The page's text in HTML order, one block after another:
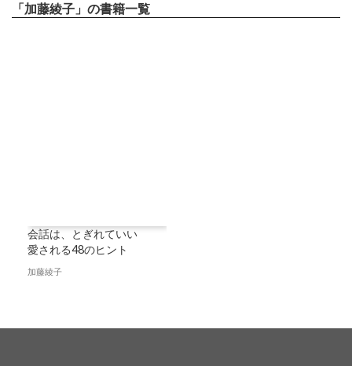
「加藤綾子」の書籍一覧
会話は、とぎれていい
愛される48のヒント
加藤綾子